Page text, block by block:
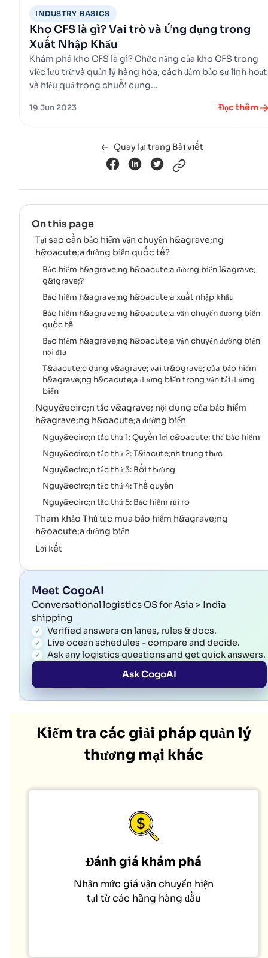
INDUSTRY BASICS
Kho CFS là gì? Vai trò và Ứng dụng trong
Xuất Nhập Khẩu
Khám phá kho CFS là gì? Chức năng của kho CFS trong
việc lưu trữ và quản lý hàng hóa, cách đảm bảo sự linh hoạt
và hiệu quả trong chuỗi cung...
19 Jun 2023 Đọc thêm
Quay lại trang Bài viết
On this page
Tại sao cần bảo hiểm vận chuyển h&agrave;ng
h&oacute;a đường biển quốc tế?
Bảo hiểm h&agrave;ng h&oacute;a đường biển l&agrave;
g&igrave;?
Bảo hiểm h&agrave;ng h&oacute;a xuất nhập khẩu
Bảo hiểm h&agrave;ng h&oacute;a vận chuyển đường biển
quốc tế
Bảo hiểm h&agrave;ng h&oacute;a vận chuyển đường biển
nội địa
T&aacute;c dụng v&agrave; vai tr&ograve; của bảo hiểm
h&agrave;ng h&oacute;a đường biển trong vận tải đường
biển
Nguy&ecirc;n tắc v&agrave; nội dung của bảo hiểm
h&agrave;ng h&oacute;a đường biển
Nguy&ecirc;n tắc thứ 1: Quyền lợi c&oacute; thể bảo hiểm
Nguy&ecirc;n tắc thứ 2: T&iacute;nh trung thực
Nguy&ecirc;n tắc thứ 3: Bồi thường
Nguy&ecirc;n tắc thứ 4: Thế quyền
Nguy&ecirc;n tắc thứ 5: Bảo hiểm rủi ro
Tham khảo Thủ tục mua bảo hiểm h&agrave;ng
h&oacute;a đường biển
Lời kết
Meet CogoAI
Conversational logistics OS for Asia > India
shipping
Verified answers on lanes, rules & docs.
Live ocean schedules - compare and decide.
Ask any logistics questions and get quick answers.
Ask CogoAI
Kiểm tra các giải pháp quản lý
thương mại khác
Đánh giá khám phá
Nhận mức giá vận chuyển hiện
tại từ các hãng hàng đầu